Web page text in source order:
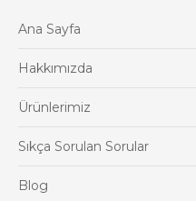
Ana Sayfa
Hakkımızda
Ürünlerimiz
Sıkça Sorulan Sorular
Blog